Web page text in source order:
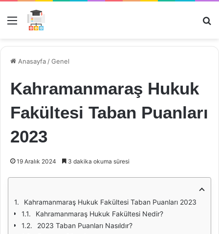
Menü
Anasayfa /Genel
Kahramanmaraş Hukuk
Fakültesi Taban Puanları
2023
19 Aralık 2024 3 dakika okuma süresi
Kahramanmaraş Hukuk Fakültesi Taban Puanları 2023
Kahramanmaraş Hukuk Fakültesi Nedir?
2023 Taban Puanları Nasıldır?